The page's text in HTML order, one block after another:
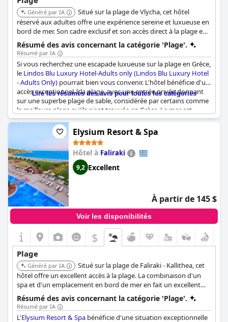
Généré par IA
Situé sur la plage de Vlycha, cet hôtel
réservé aux adultes offre une expérience sereine et luxueuse en
bord de mer. Son cadre exclusif et son accès direct à la plage en
font un lieu idéal pour les couples en quête de détente.
Résumé des avis concernant la catégorie 'Plage'.
Résumé par IA
Si vous recherchez une escapade luxueuse sur la plage en Grèce,
le Lindos Blu Luxury Hotel-Adults only (Lindos Blu Luxury Hotel
- Adults Only) pourrait bien vous convenir. L'hôtel bénéficie d'un
accès exceptionnel à la plage, avec une entrée privée donnant
sur une superbe plage de sable, considérée par certains comme
la meilleure plage qu'ils aient trouvée en Grèce. La mer est
parfaite pour nager et l'hôtel offre un excellent service, avec
notamment de l'eau fraîche et la possibilité de commander de la
nourriture et des boissons directement sur votre chaise longue.
Bien qu'il faille emprunter quelques ascenseurs pour s'y rendre,
la randonnée en vaut la peine. Bien que certains commentaires
indiquent que la plage de l'hôtel n'a rien de spécial par rapport à
d'autres, elle se trouve à proximité d'une belle plage à l'eau
cristalline pour ceux qui préfèrent un sable plus fin.
Lire les résumés des avis pour toutes les catégories
Elysium Resort & Spa
Hôtel à Faliraki
9,2 Excellent
À partir de 145 $
Voir les disponibilités
$
Plage
Généré par IA
Situé sur la plage de Faliraki - Kallithea, cet
hôtel offre un excellent accès à la plage. La combinaison d'un
spa et d'un emplacement en bord de mer en fait un excellent
choix pour la détente et les loisirs.
Résumé des avis concernant la catégorie 'Plage'.
Résumé par IA
L'Elysium Resort & Spa bénéficie d'une situation exceptionnelle